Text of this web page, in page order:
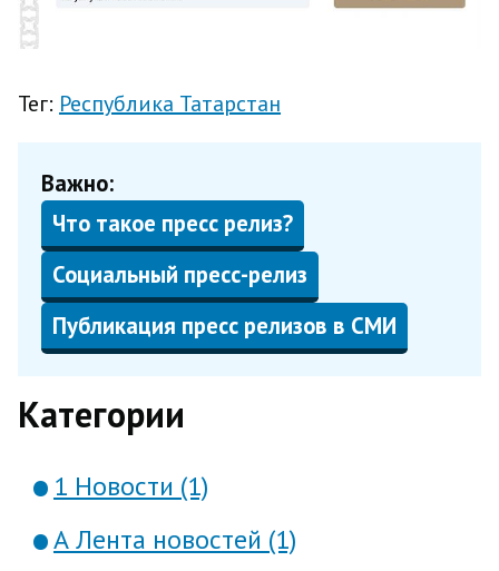
Тег: Республика Татарстан
Важно:
Что такое пресс релиз?
Социальный пресс-релиз
Публикация пресс релизов в СМИ
Категории
1 Новости (1)
А Лента новостей (1)